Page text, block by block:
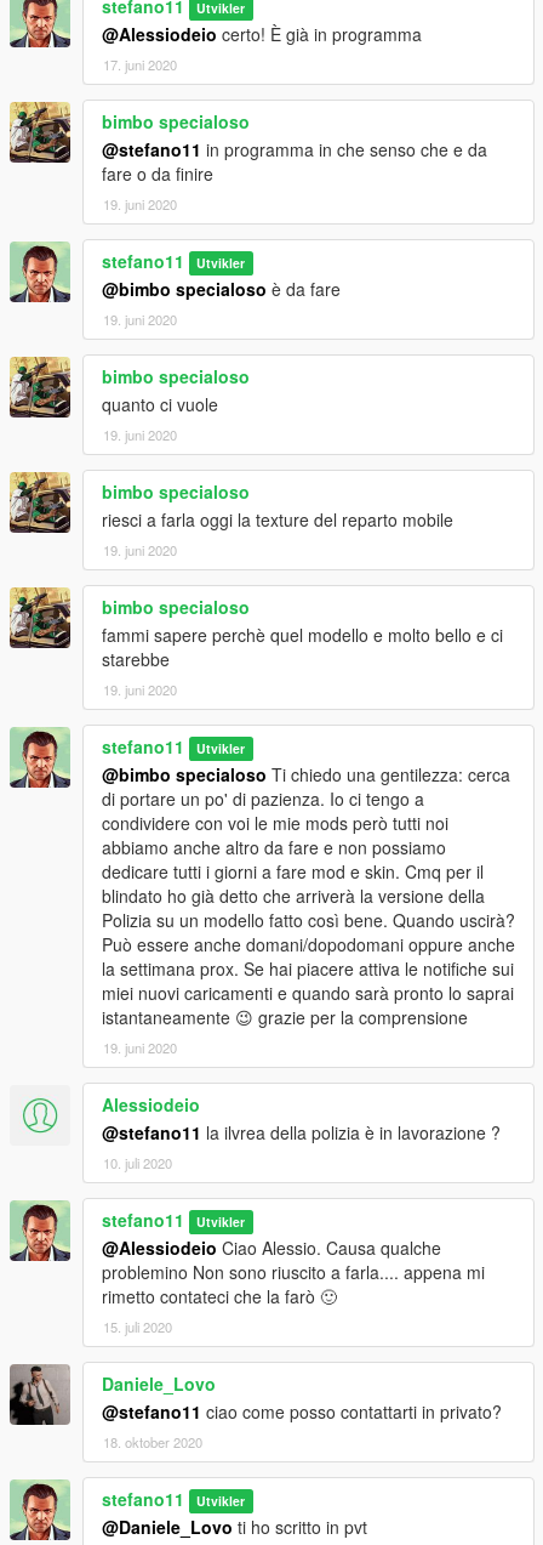
stefano11 Utvikler
@Alessiodeio certo! È già in programma
17. juni 2020
bimbo specialoso
@stefano11 in programma in che senso che e da
fare o da finire
19. juni 2020
stefano11 Utvikler
@bimbo specialoso è da fare
19. juni 2020
bimbo specialoso
quanto ci vuole
19. juni 2020
bimbo specialoso
riesci a farla oggi la texture del reparto mobile
19. juni 2020
bimbo specialoso
fammi sapere perchè quel modello e molto bello e ci
starebbe
19. juni 2020
stefano11 Utvikler
@bimbo specialoso Ti chiedo una gentilezza: cerca
di portare un po' di pazienza. Io ci tengo a
condividere con voi le mie mods però tutti noi
abbiamo anche altro da fare e non possiamo
dedicare tutti i giorni a fare mod e skin. Cmq per il
blindato ho già detto che arriverà la versione della
Polizia su un modello fatto così bene. Quando uscirà?
Può essere anche domani/dopodomani oppure anche
la settimana prox. Se hai piacere attiva le notifiche sui
miei nuovi caricamenti e quando sarà pronto lo saprai
istantaneamente 😉 grazie per la comprensione
19. juni 2020
Alessiodeio
@stefano11 la ilvrea della polizia è in lavorazione ?
10. juli 2020
stefano11 Utvikler
@Alessiodeio Ciao Alessio. Causa qualche
problemino Non sono riuscito a farla.... appena mi
rimetto contateci che la farò 🙂
15. juli 2020
Daniele_Lovo
@stefano11 ciao come posso contattarti in privato?
18. oktober 2020
stefano11 Utvikler
@Daniele_Lovo ti ho scritto in pvt